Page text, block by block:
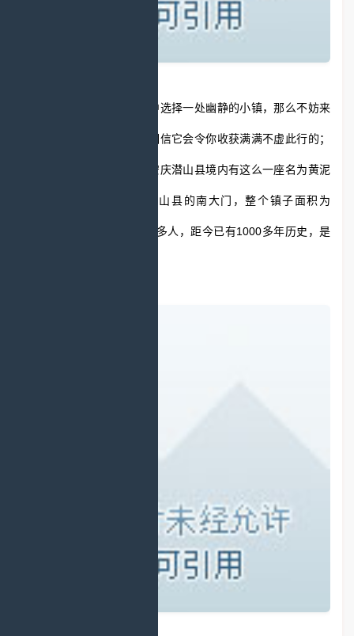
如果你也现在繁闹的生活中选择一处幽静的小镇，那么不妨来
安徽的这座古镇看一看，相信它会令你收获满满不虚此行的；
一起来看一看吧！在安徽安庆潜山县境内有这么一座名为黄泥
的古镇，黄泥古镇位于潜山县的南大门，整个镇子面积为
48000亩，常住人口20000多人，距今已有1000多年历史，是